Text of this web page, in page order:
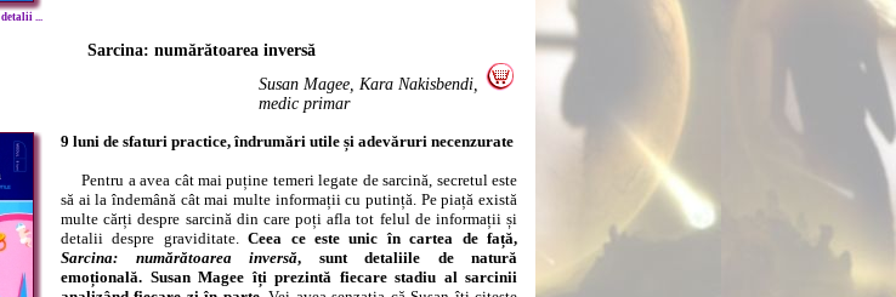
detalii ...
Sarcina: numărătoarea inversă
Susan Magee, Kara Nakisbendi,
medic primar
9 luni de sfaturi practice, îndrumări utile și adevăruri necenzurate
Pentru a avea cât mai puține temeri legate de sarcină, secretul este
să ai la îndemână cât mai multe informații cu putință. Pe piață există
multe cărți despre sarcină din care poți afla tot felul de informații și
detalii despre graviditate.Ceea ce este unic în cartea de față,
Sarcina: numărătoarea inversă, sunt detaliile de natură
emoțională. Susan Magee îți prezintă fiecare stadiu al sarcinii